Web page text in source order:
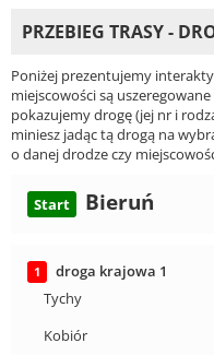
PRZEBIEG TRASY -
Poniżej prezentujemy
miejscowości są
pokazujemy drogę (jej nr i
miniesz jadąc tą drogą na
o danej drodze czy
Start Bieruń
1
droga krajowa 1
Tychy
Kobiór